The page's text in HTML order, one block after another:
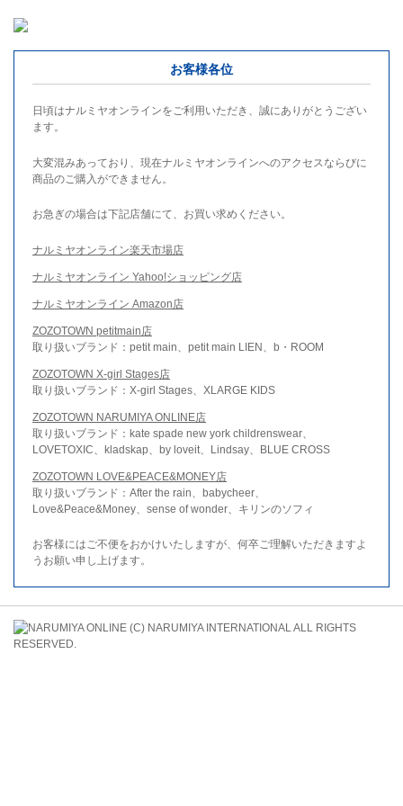
お客様各位
日頃はナルミヤオンラインをご利用いただき、誠にありがとうござい
ます。
大変混みあっており、現在ナルミヤオンラインへのアクセスならびに
商品のご購入ができません。
お急ぎの場合は下記店舗にて、お買い求めください。
ナルミヤオンライン楽天市場店
ナルミヤオンライン Yahoo!ショッピング店
ナルミヤオンライン Amazon店
ZOZOTOWN petitmain店
取り扱いブランド：petit main、petit main LIEN、b・ROOM
ZOZOTOWN X-girl Stages店
取り扱いブランド：X-girl Stages、XLARGE KIDS
ZOZOTOWN NARUMIYA ONLINE店
取り扱いブランド：kate spade new york childrenswear、
LOVETOXIC、kladskap、by loveit、Lindsay、BLUE CROSS
ZOZOTOWN LOVE&PEACE&MONEY店
取り扱いブランド：After the rain、babycheer、
Love&Peace&Money、sense of wonder、キリンのソフィ
お客様にはご不便をおかけいたしますが、何卒ご理解いただきますよ
うお願い申し上げます。